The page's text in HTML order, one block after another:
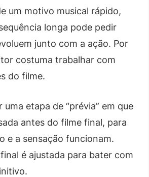
um motivo musical rápido,
longa pode pedir
junto com a ação. Por
costuma trabalhar com
do filme.
uma etapa de “prévia” em que
antes do filme final, para
e a sensação funcionam.
é ajustada para bater com